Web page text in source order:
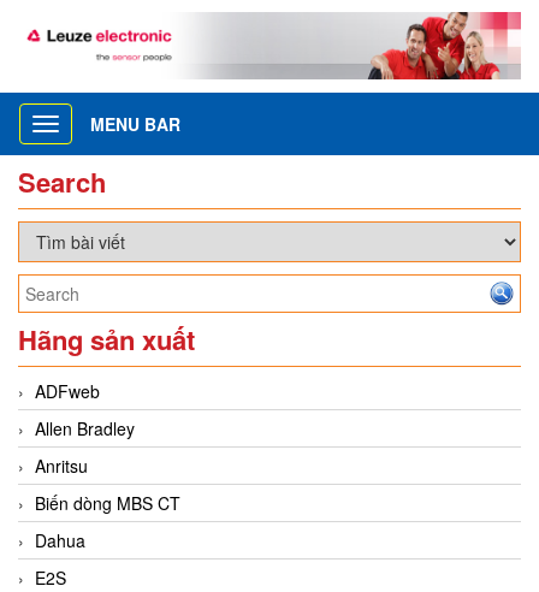
Toggle
navigation
MENU BAR
Search
Hãng sản xuất
ADFweb
Allen Bradley
Anritsu
Biến dòng MBS CT
Dahua
E2S